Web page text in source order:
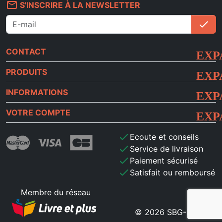
mail_outline S'INSCRIRE À LA NEWSLETTER
check
CONTACT
PRODUITS
INFORMATIONS
VOTRE COMPTE
check Ecoute et conseils
check Service de livraison
check Paiement sécurisé
check Satisfait ou remboursé
Membre du réseau
© 2026 SBG-MB